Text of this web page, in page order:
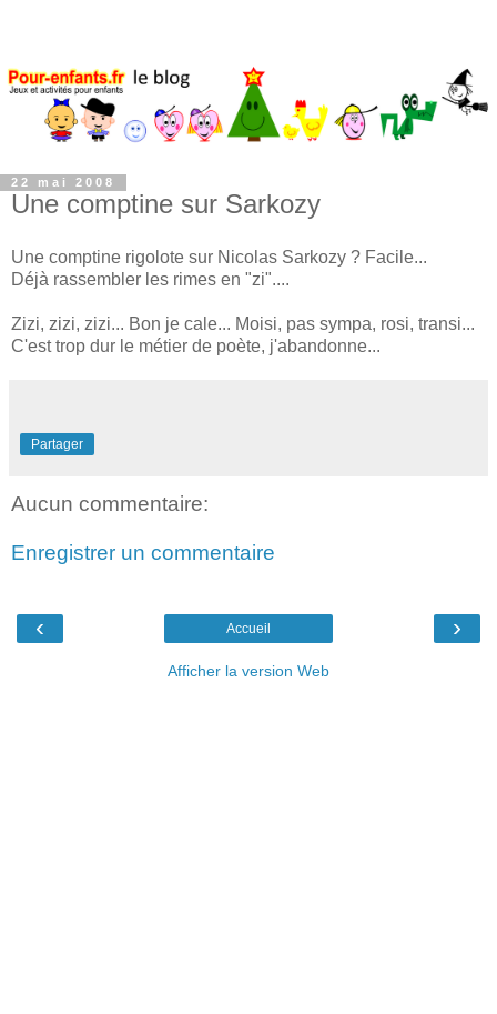
22 mai 2008
Une comptine sur Sarkozy
Une comptine rigolote sur Nicolas Sarkozy ? Facile...
Déjà rassembler les rimes en "zi"....
Zizi, zizi, zizi... Bon je cale... Moisi, pas sympa, rosi, transi...
C'est trop dur le métier de poète, j'abandonne...
Partager
Aucun commentaire:
Enregistrer un commentaire
‹ ›
Accueil
Afficher la version Web